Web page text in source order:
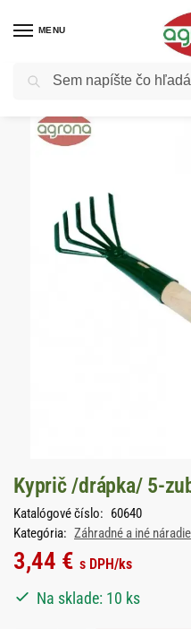
MENU
Domov Záhradné a iné náradie /
Kyprič /drápka/ 5-
Katalógové číslo: 60640
Kategória: Záhradné a iné náradie
3,44 € s DPH/ks
Na sklade: 10 ks